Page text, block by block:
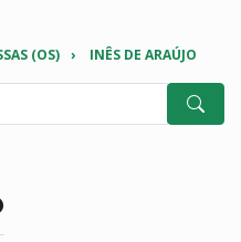
(OS) INÊS DE ARAÚJO